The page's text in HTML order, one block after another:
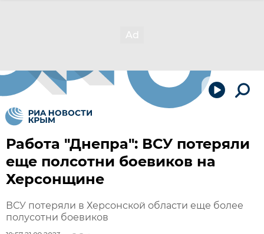
Работа "Днепра": ВСУ потеряли
еще полсотни боевиков на
Херсонщине
ВСУ потеряли в Херсонской области еще более
полусотни боевиков